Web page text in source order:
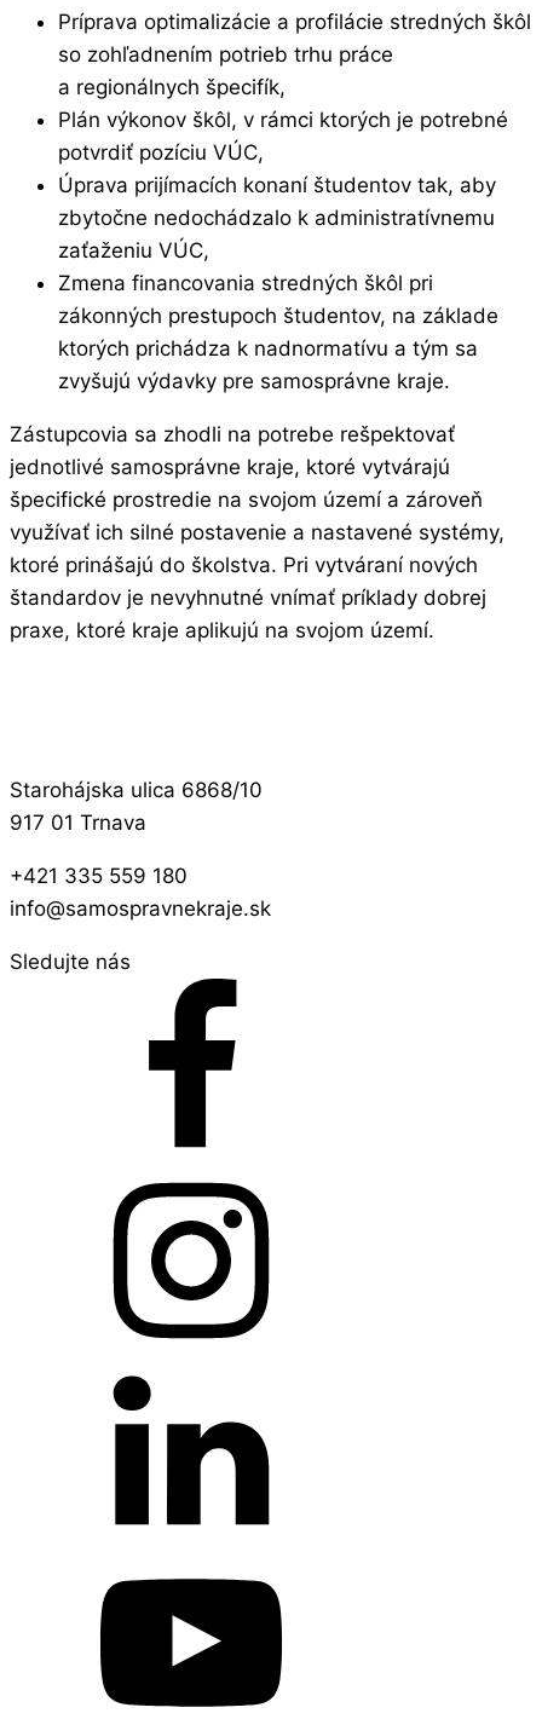
Príprava optimalizácie a profilácie stredných škôl
so zohľadnením potrieb trhu práce
a regionálnych špecifík,
Plán výkonov škôl, v rámci ktorých je potrebné
potvrdiť pozíciu VÚC,
Úprava prijímacích konaní študentov tak, aby
zbytočne nedochádzalo k administratívnemu
zaťaženiu VÚC,
Zmena financovania stredných škôl pri
zákonných prestupoch študentov, na základe
ktorých prichádza k nadnormatívu a tým sa
zvyšujú výdavky pre samosprávne kraje.
Zástupcovia sa zhodli na potrebe rešpektovať
jednotlivé samosprávne kraje, ktoré vytvárajú
špecifické prostredie na svojom území a zároveň
využívať ich silné postavenie a nastavené systémy,
ktoré prinášajú do školstva. Pri vytváraní nových
štandardov je nevyhnutné vnímať príklady dobrej
praxe, ktoré kraje aplikujú na svojom území.
Starohájska ulica 6868/10
917 01 Trnava
+421 335 559 180
info@samospravnekraje.sk
Sledujte nás